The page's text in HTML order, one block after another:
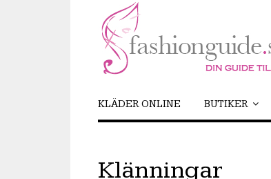
KLÄDER ONLINE BUTIKER
Klänningar